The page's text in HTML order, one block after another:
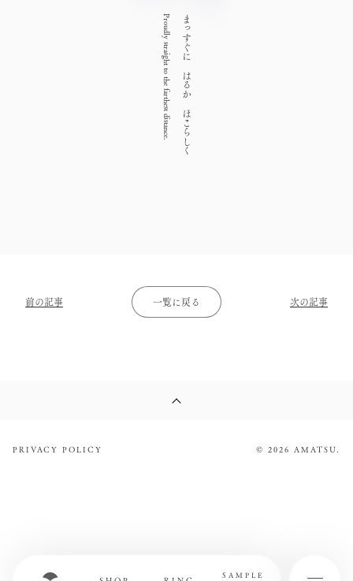
SAMPLE
まっすぐに はるか ほこらしく
Proudly straight to the farthest distance.
前の記事 一覧に戻る 次の記事
PRIVACY POLICY © 2026 AMATSU.